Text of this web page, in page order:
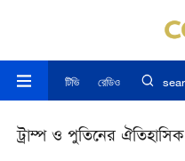
টিভি রেডিও
ট্রাম্প ও পুতিনের